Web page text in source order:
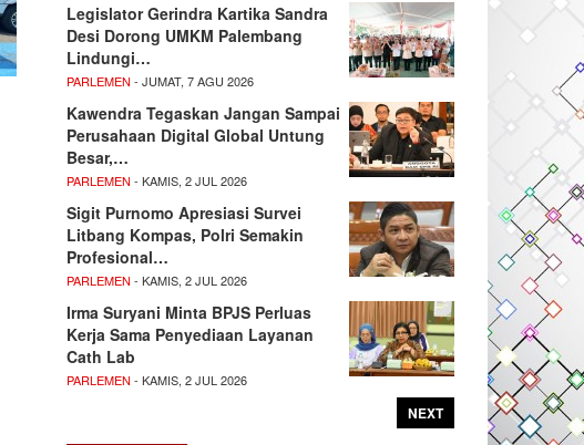
Legislator Gerindra Kartika Sandra
Desi Dorong UMKM Palembang
Lindungi…
PARLEMEN - JUMAT, 7 AGU 2026
Kawendra Tegaskan Jangan Sampai
Perusahaan Digital Global Untung
Besar,…
PARLEMEN - KAMIS, 2 JUL 2026
Sigit Purnomo Apresiasi Survei
Litbang Kompas, Polri Semakin
Profesional…
PARLEMEN - KAMIS, 2 JUL 2026
Irma Suryani Minta BPJS Perluas
Kerja Sama Penyediaan Layanan
Cath Lab
PARLEMEN - KAMIS, 2 JUL 2026
NEXT